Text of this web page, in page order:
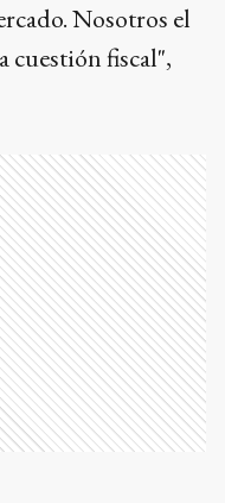
Nosotros el
cuestión fiscal",